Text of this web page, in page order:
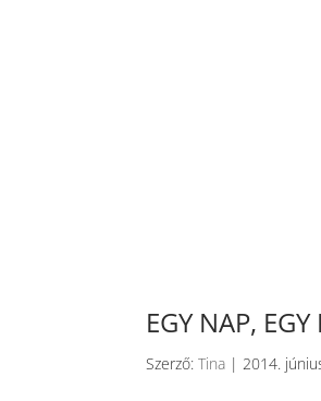
EGY NAP,
Szerző:Tina |2014.